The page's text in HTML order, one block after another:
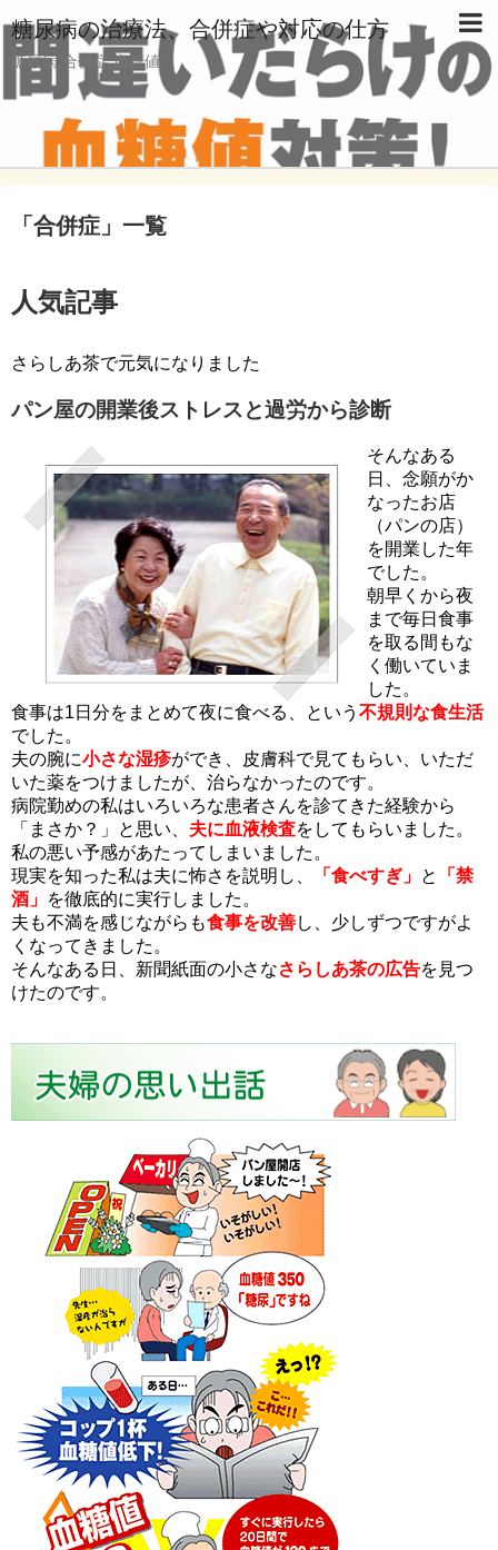
糖尿病の治療法、合併症や対応の仕方
糖尿病,合併症,血糖値
「 合併症 」 一覧
人気記事
さらしあ茶で元気になりました
パン屋の開業後ストレスと過労から診断
そんなある
日、念願がか
なったお店
（パンの店）
を開業した年
でした。
朝早くから夜
まで毎日食事
を取る間もな
く働いていま
した。
食事は1日分をまとめて夜に食べる、という 不規則な食生活
でした。
夫の腕に小さな湿疹ができ、皮膚科で見てもらい、いただ
いた薬をつけましたが、治らなかったのです。
病院勤めの私はいろいろな患者さんを診てきた経験から
「まさか？」と思い、 夫に血液検査をしてもらいました。
私の悪い予感があたってしまいました。
現実を知った私は夫に怖さを説明し、
「食べすぎ」 と
「禁
酒」 を徹底的に実行しました。
夫も不満を感じながらも食事を改善し、少しずつですがよ
くなってきました。
そんなある日、新聞紙面の小さなさらしあ茶の広告を見つ
けたのです。